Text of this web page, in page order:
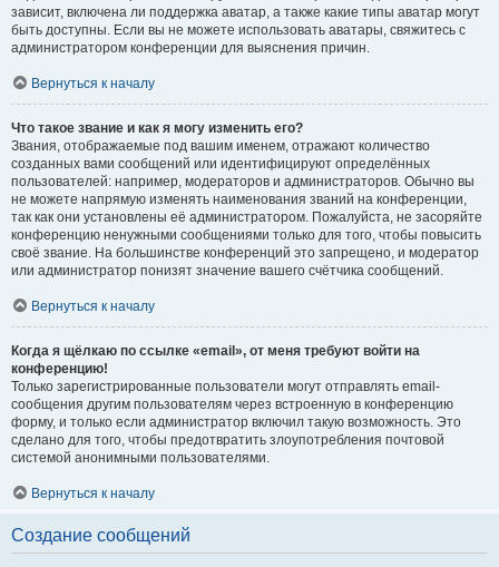
зависит, включена ли поддержка аватар, а также какие типы аватар могут
быть доступны. Если вы не можете использовать аватары, свяжитесь с
администратором конференции для выяснения причин.
Вернуться к началу
Что такое звание и как я могу изменить его?
Звания, отображаемые под вашим именем, отражают количество
созданных вами сообщений или идентифицируют определённых
пользователей: например, модераторов и администраторов. Обычно вы
не можете напрямую изменять наименования званий на конференции,
так как они установлены её администратором. Пожалуйста, не засоряйте
конференцию ненужными сообщениями только для того, чтобы повысить
своё звание. На большинстве конференций это запрещено, и модератор
или администратор понизят значение вашего счётчика сообщений.
Вернуться к началу
Когда я щёлкаю по ссылке «email», от меня требуют войти на
конференцию!
Только зарегистрированные пользователи могут отправлять email-
сообщения другим пользователям через встроенную в конференцию
форму, и только если администратор включил такую возможность. Это
сделано для того, чтобы предотвратить злоупотребления почтовой
системой анонимными пользователями.
Вернуться к началу
Создание сообщений